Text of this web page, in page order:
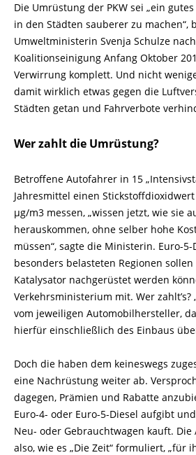
Die Umrüstung der PKW sei „ein
in den Städten sauberer zu machen“,
Umweltministerin Svenja Schulze
Koalitionseinigung Anfang Oktober
Verwirrung komplett. Und nicht
damit wirklich etwas gegen die
Städten getan und Fahrverbote
Wer zahlt die Umrüstung?
Betroffene Autofahrer in 15
Jahresmittel einen
µg/m3 messen, „wissen jetzt, wie sie
herauskommen, ohne selber hohe
müssen“, sagte die Ministerin. Euro-
besonders belasteten Regionen sollen
Katalysator nachgerüstet werden
Verkehrsministerium mit. Wer
vom jeweiligen Automobilhersteller,
hierfür einschließlich des Einbaus
Doch die haben dem keineswegs
eine Nachrüstung weiter ab.
dagegen, Prämien und Rabatte
Euro-4- oder Euro-5-Diesel aufgibt
Neu- oder Gebrauchtwagen kauft.
also, wie es „Die Zeit“ formuliert, „für